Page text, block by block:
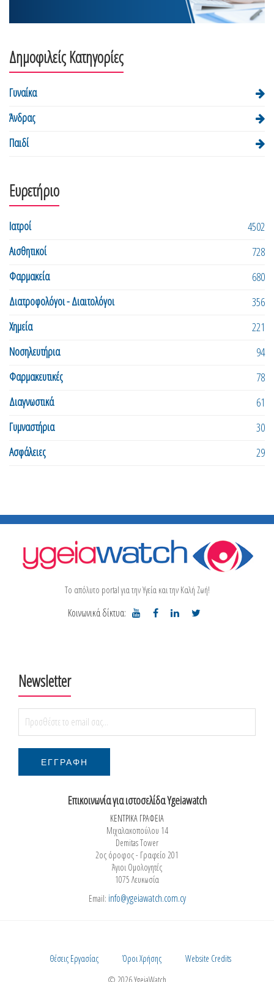
Δημοφιλείς Κατηγορίες
Γυναίκα
Άνδρας
Παιδί
Ευρετήριο
Ιατροί
4502
Αισθητικοί
728
Φαρμακεία
680
Διατροφολόγοι - Διαιτολόγοι
356
Χημεία
221
Νοσηλευτήρια
94
Φαρμακευτικές
78
Διαγνωστικά
61
Γυμναστήρια
30
Ασφάλειες
29
Το απόλυτο portal για την Υγεία και την Καλή Ζωή!
Κοινωνικά δίκτυα:
Newsletter
Επικοινωνία για ιστοσελίδα Ygeiawatch
ΚΕΝΤΡΙΚΑ ΓΡΑΦΕΙΑ
Μιχαλακοπούλου 14
Demitas Tower
2ος όροφος - Γραφείο 201
Άγιοι Ομολογητές
1075 Λευκωσία
Email: info@ygeiawatch.com.cy
Θέσεις Εργασίας Όροι Χρήσης
Website Credits